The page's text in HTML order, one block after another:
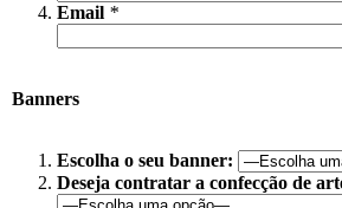
Email *
Banners
Escolha o seu banner:
Deseja contratar a confecção de